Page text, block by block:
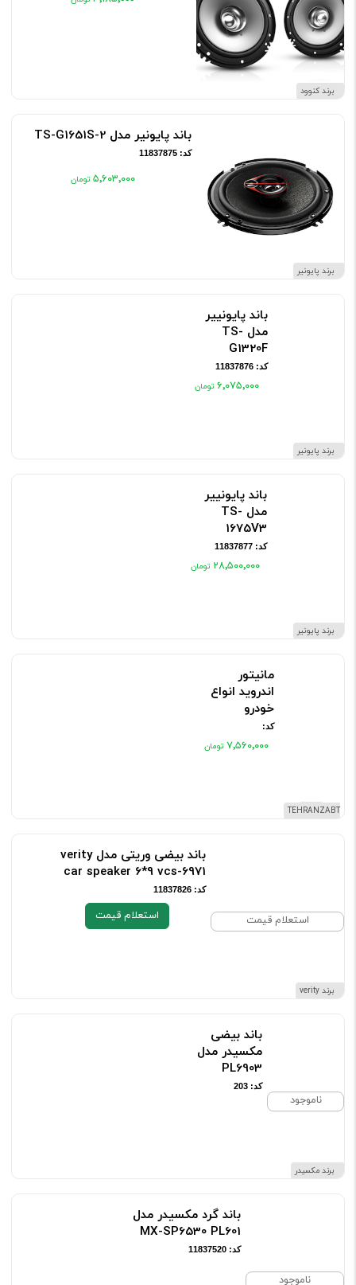
برند کنوود
برند پایونیر
باند پایونیر مدل TS-G1651S-2
کد: 11837875
۵٬۶۰۳٬۰۰۰
برند پایونیر
برند پایونیر
برند TEHRANZABT
مانیتور
اندروید انواع
خودرو
کد:
۷٬۵۶۰٬۰۰۰
استعلام قیمت
برند verity
باند بیضی وریتی مدل verity
car speaker 6*9 vcs-6971
کد: 11837826
استعلام قیمت
ناموجود
برند مکسیدر
باند بیضی
مکسیدر مدل
PL6903
کد: 203
ناموجود
باند گرد مکسیدر مدل
MX-SP6530 PL601
کد: 11837520